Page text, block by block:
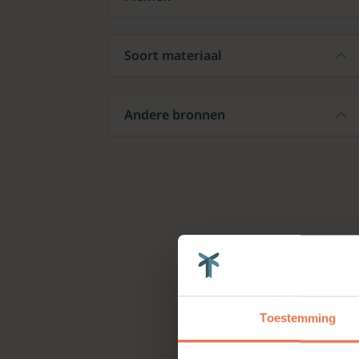
Toestemming
Soort materiaal
Andere bronnen